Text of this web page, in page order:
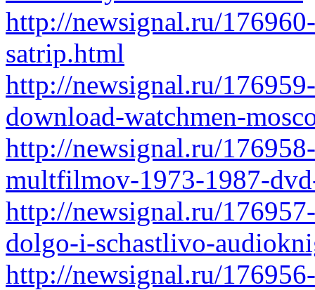
http://newsignal.ru/
satrip.html
http://newsignal.ru/
download-watchmen-
http://newsignal.ru/
multfilmov-1973-1987-
http://newsignal.ru/
dolgo-i-schastlivo-
http://newsignal.ru/